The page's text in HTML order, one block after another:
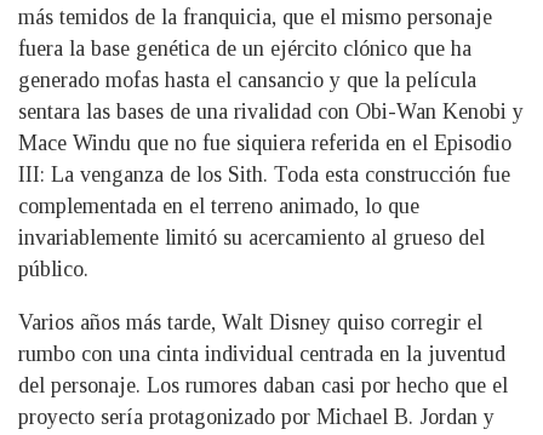
más temidos de la franquicia, que el mismo personaje
fuera la base genética de un ejército clónico que ha
generado mofas hasta el cansancio y que la película
sentara las bases de una rivalidad con Obi-Wan Kenobi y
Mace Windu que no fue siquiera referida en el Episodio
III: La venganza de los Sith. Toda esta construcción fue
complementada en el terreno animado, lo que
invariablemente limitó su acercamiento al grueso del
público.
Varios años más tarde, Walt Disney quiso corregir el
rumbo con una cinta individual centrada en la juventud
del personaje. Los rumores daban casi por hecho que el
proyecto sería protagonizado por Michael B. Jordan y